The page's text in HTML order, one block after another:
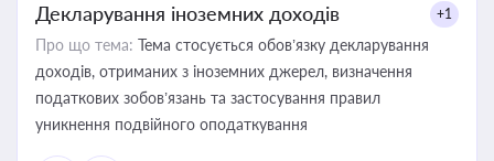
Декларування іноземних доходів +1
Про що тема: Тема стосується обов’язку декларування
доходів, отриманих з іноземних джерел, визначення
податкових зобов’язань та застосування правил
уникнення подвійного оподаткування